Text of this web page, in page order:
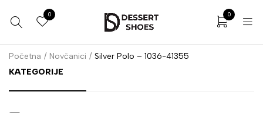
0 0
Početna / Novčanici / Silver Polo – 1036-41355
KATEGORIJE